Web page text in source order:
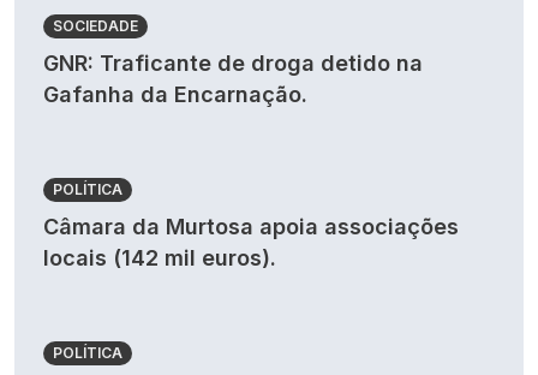
SOCIEDADE
GNR: Traficante de droga detido na
Gafanha da Encarnação.
POLÍTICA
Câmara da Murtosa apoia associações
locais (142 mil euros).
POLÍTICA